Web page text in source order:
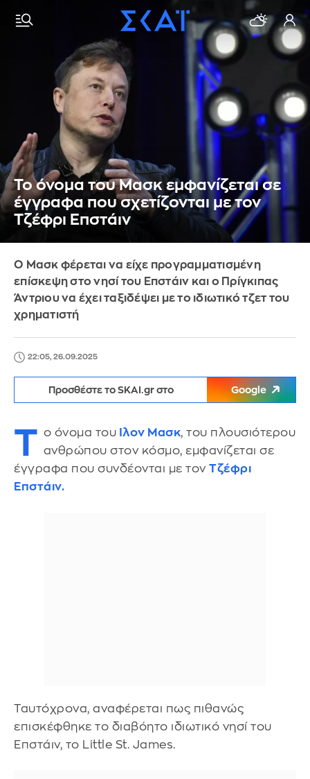
Το όνομα του Μασκ εμφανίζεται σε
έγγραφα που σχετίζονται με τον
Τζέφρι Επστάιν
Ο Μασκ φέρεται να είχε προγραμματισμένη
επίσκεψη στο νησί του Επστάιν και ο Πρίγκιπας
Άντριου να έχει ταξιδέψει με το ιδιωτικό τζετ του
χρηματιστή
22:05, 26.09.2025
Προσθέστε το SKAI.gr στο Google
Τ ο όνομα του Iλον Μασκ, του πλουσιότερου
ανθρώπου στον κόσμο, εμφανίζεται σε
έγγραφα που συνδέονται με τον Τζέφρι
Επστάιν.
Ταυτόχρονα, αναφέρεται πως πιθανώς
επισκέφθηκε το διαβόητο ιδιωτικό νησί του
Επστάιν, το Little St. James.